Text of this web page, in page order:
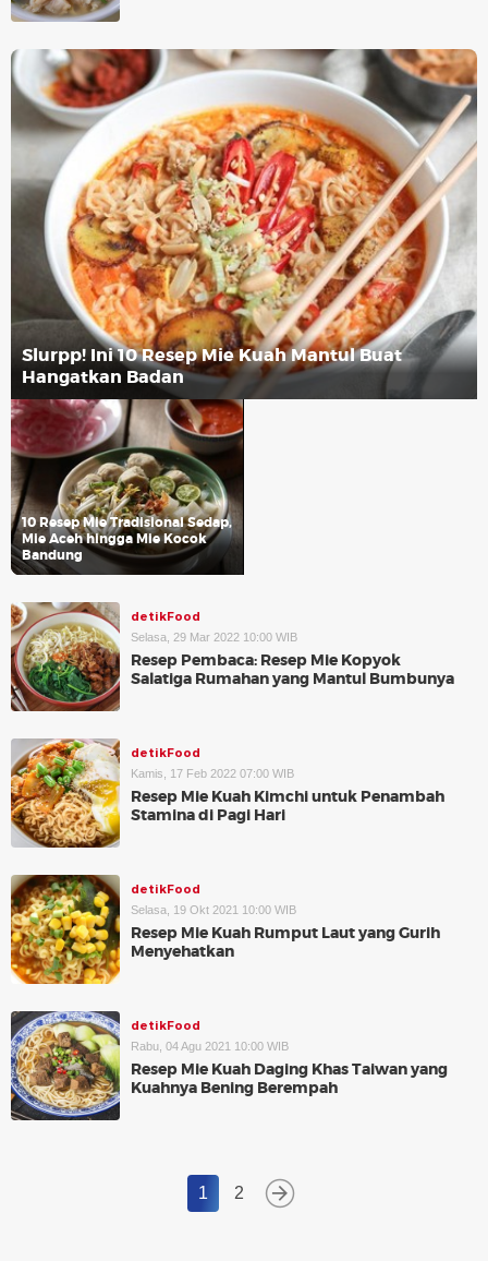
Slurpp! Ini 10 Resep Mie Kuah Mantul Buat
Hangatkan Badan
10 Resep Mie Tradisional Sedap,
Mie Aceh hingga Mie Kocok
Bandung
detikFood
Selasa, 29 Mar 2022 10:00 WIB
Resep Pembaca: Resep Mie Kopyok
Salatiga Rumahan yang Mantul Bumbunya
detikFood
Kamis, 17 Feb 2022 07:00 WIB
Resep Mie Kuah Kimchi untuk Penambah
Stamina di Pagi Hari
detikFood
Selasa, 19 Okt 2021 10:00 WIB
Resep Mie Kuah Rumput Laut yang Gurih
Menyehatkan
detikFood
Rabu, 04 Agu 2021 10:00 WIB
Resep Mie Kuah Daging Khas Taiwan yang
Kuahnya Bening Berempah
1 2